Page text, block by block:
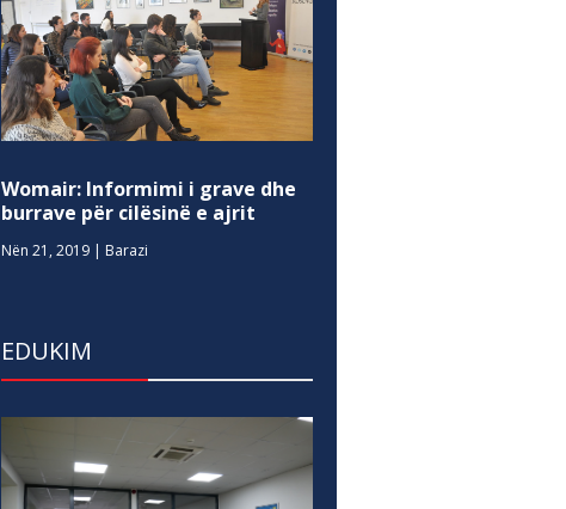
Womair: Informimi i grave dhe
burrave për cilësinë e ajrit
Nën 21, 2019 | Barazi
EDUKIM